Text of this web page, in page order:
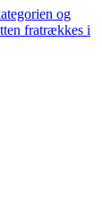
og
fratrækkes i